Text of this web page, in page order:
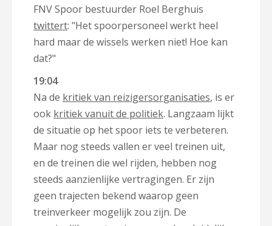
FNV Spoor bestuurder Roel Berghuis
twittert: "Het spoorpersoneel werkt heel
hard maar de wissels werken niet! Hoe kan
dat?"
19:04
Na de kritiek van reizigersorganisaties, is er
ook kritiek vanuit de politiek. Langzaam lijkt
de situatie op het spoor iets te verbeteren.
Maar nog steeds vallen er veel treinen uit,
en de treinen die wel rijden, hebben nog
steeds aanzienlijke vertragingen. Er zijn
geen trajecten bekend waarop geen
treinverkeer mogelijk zou zijn. De